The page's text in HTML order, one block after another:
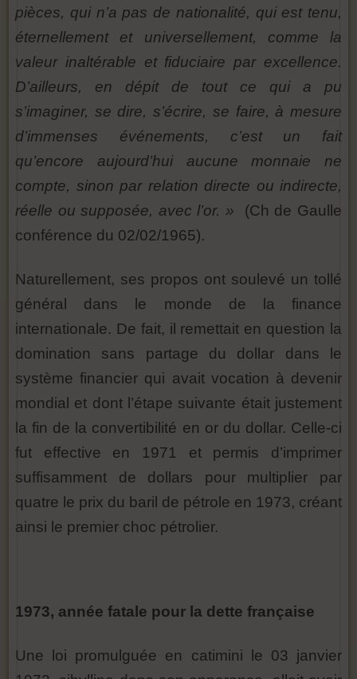
pièces, qui n’a pas de nationalité, qui est tenu,
éternellement et universellement, comme la
valeur inaltérable et fiduciaire par excellence.
D’ailleurs, en dépit de tout ce qui a pu
s’imaginer, se dire, s’écrire, se faire, à mesure
d’immenses événements, c’est un fait
qu’encore aujourd’hui aucune monnaie ne
compte, sinon par relation directe ou indirecte,
réelle ou supposée, avec l’or. »
(Ch de Gaulle
conférence du 02/02/1965).
Naturellement, ses propos ont soulevé un tollé
général dans le monde de la finance
internationale. De fait, il remettait en question la
domination sans partage du dollar dans le
système financier qui avait vocation à devenir
mondial et dont l’étape suivante était justement
la fin de la convertibilité en or du dollar. Celle-ci
fut effective en 1971 et permis d’imprimer
suffisamment de dollars pour multiplier par
quatre le prix du baril de pétrole en 1973, créant
ainsi le premier choc pétrolier.
1973, année fatale pour la dette française
Une loi promulguée en catimini le 03 janvier